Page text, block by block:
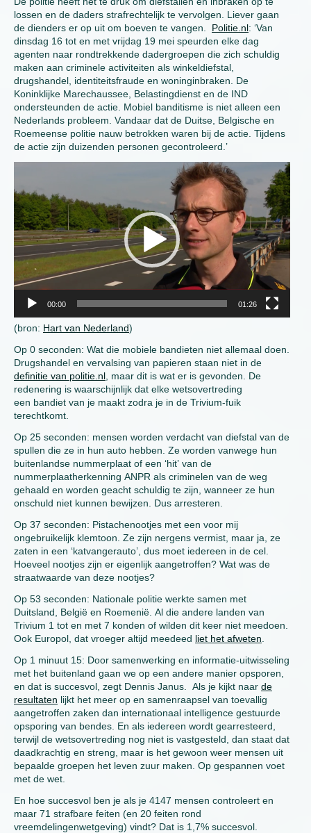
lossen en de daders strafrechtelijk te vervolgen. Liever gaan
de dienders er op uit om boeven te vangen. Politie.nl: ‘Van
dinsdag 16 tot en met vrijdag 19 mei speurden elke dag
agenten naar rondtrekkende dadergroepen die zich schuldig
maken aan criminele activiteiten als winkeldiefstal,
drugshandel, identiteitsfraude en woninginbraken. De
Koninklijke Marechaussee, Belastingdienst en de IND
ondersteunden de actie. Mobiel banditisme is niet alleen een
Nederlands probleem. Vandaar dat de Duitse, Belgische en
Roemeense politie nauw betrokken waren bij de actie. Tijdens
de actie zijn duizenden personen gecontroleerd.’
00:00 01:26
(bron: Hart van Nederland)
Op 0 seconden: Wat die mobiele bandieten niet allemaal doen.
Drugshandel en vervalsing van papieren staan niet in de
definitie van politie.nl , maar dit is wat er is gevonden. De
redenering is waarschijnlijk dat elke wetsovertreding
een bandiet van je maakt zodra je in de Trivium-fuik
terechtkomt.
Op 25 seconden: mensen worden verdacht van diefstal van de
spullen die ze in hun auto hebben. Ze worden vanwege hun
buitenlandse nummerplaat of een ‘hit’ van de
nummerplaatherkenning ANPR als criminelen van de weg
gehaald en worden geacht schuldig te zijn, wanneer ze hun
onschuld niet kunnen bewijzen. Dus arresteren.
Op 37 seconden: Pistachenootjes met een voor mij
ongebruikelijk klemtoon. Ze zijn nergens vermist, maar ja, ze
zaten in een ‘katvangerauto’, dus moet iedereen in de cel.
Hoeveel nootjes zijn er eigenlijk aangetroffen? Wat was de
straatwaarde van deze nootjes?
Op 53 seconden: Nationale politie werkte samen met
Duitsland, België en Roemenië. Al die andere landen van
Trivium 1 tot en met 7 konden of wilden dit keer niet meedoen.
Ook Europol, dat vroeger altijd meedeed liet het afweten
Op 1 minuut 15: Door samenwerking en informatie-uitwisseling
met het buitenland gaan we op een andere manier opsporen,
en dat is succesvol, zegt Dennis Janus. Als je kijkt naar de
resultaten lijkt het meer op en samenraapsel van toevallig
aangetroffen zaken dan internationaal intelligence gestuurde
opsporing van bendes. En als iedereen wordt gearresteerd,
terwijl de wetsovertreding nog niet is vastgesteld, dan staat dat
daadkrachtig en streng, maar is het gewoon weer mensen uit
bepaalde groepen het leven zuur maken. Op gespannen voet
met de wet.
En hoe succesvol ben je als je 4147 mensen controleert en
maar 71 strafbare feiten (en 20 feiten rond
vreemdelingenwetgeving) vindt? Dat is 1,7% succesvol.